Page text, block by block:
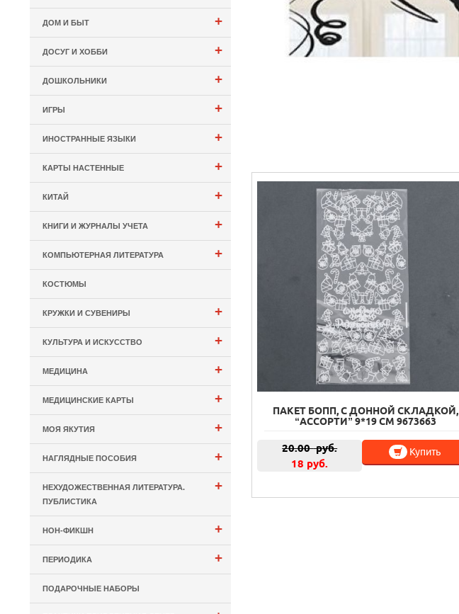
ПАКЕТ БОПП, С ДОННОЙ СКЛАДКОЙ,
“АССОРТИ” 9*19 СМ 9673663
20.00руб.
18 руб.
Купить
+
ДОМ И БЫТ
+
ДОСУГ И ХОББИ
+
ДОШКОЛЬНИКИ
+
ИГРЫ
+
ИНОСТРАННЫЕ ЯЗЫКИ
+
КАРТЫ НАСТЕННЫЕ
+
КИТАЙ
+
КНИГИ И ЖУРНАЛЫ УЧЕТА
+
КОМПЬЮТЕРНАЯ ЛИТЕРАТУРА
КОСТЮМЫ
+
КРУЖКИ И СУВЕНИРЫ
+
КУЛЬТУРА И ИСКУССТВО
+
МЕДИЦИНА
+
МЕДИЦИНСКИЕ КАРТЫ
+
МОЯ ЯКУТИЯ
+
НАГЛЯДНЫЕ ПОСОБИЯ
+
НЕХУДОЖЕСТВЕННАЯ ЛИТЕРАТУРА.
ПУБЛИСТИКА
+
НОН-ФИКШН
+
ПЕРИОДИКА
ПОДАРОЧНЫЕ НАБОРЫ